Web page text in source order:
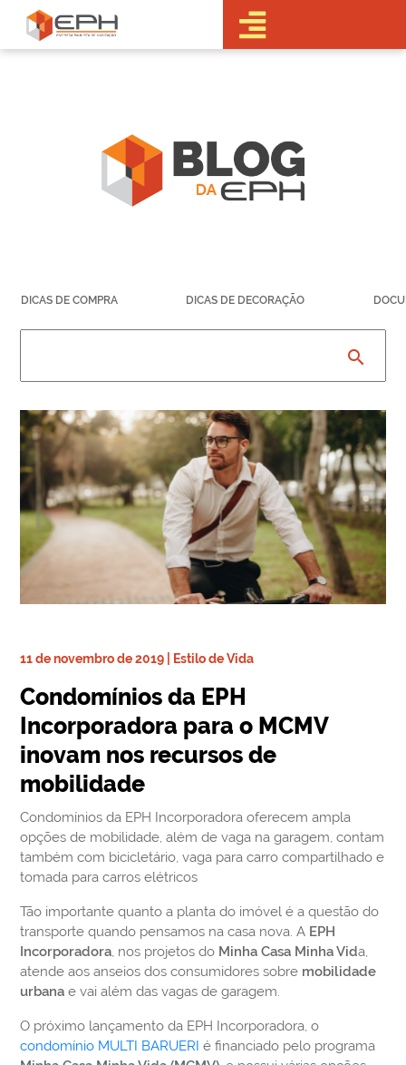
•Sobre a EPH
Lançamentos
Lançamentos
Em obras
•Trabalhe
DICAS DE COMPRA DICAS DE DECORAÇÃO
search
11 de novembro de 2019 | Estilo de Vida
Condomínios da EPH
Incorporadora para o MCMV
inovam nos recursos de
mobilidade
Condomínios da EPH Incorporadora oferecem ampla
opções de mobilidade, além de vaga na garagem, contam
também com bicicletário, vaga para carro compartilhado e
tomada para carros elétricos
Tão importante quanto a planta do imóvel é a questão do
transporte quando pensamos na casa nova. A EPH
Incorporadora, nos projetos do Minha Casa Minha Vida,
atende aos anseios dos consumidores sobre mobilidade
urbana e vai além das vagas de garagem.
O próximo lançamento da EPH Incorporadora, o
condomínio MULTI BARUERI é financiado pelo programa